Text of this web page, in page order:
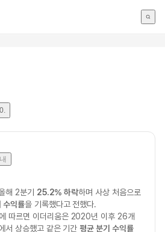
해 2분기 25.2% 하락하며 사상 처음으로
수익률을 기록했다고 전했다.
따르면 이더리움은 2020년 이후 26개
서 상승했고 같은 기간평균 분기 수익률